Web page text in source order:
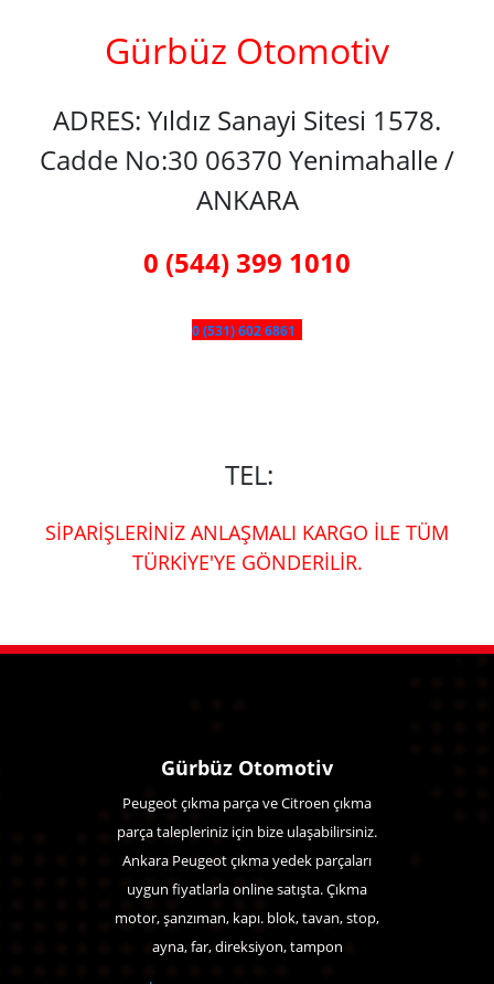
Gürbüz Otomotiv
ADRES: Yıldız Sanayi Sitesi 1578.
Cadde No:30 06370 Yenimahalle /
ANKARA
0 (544) 399 1010
0 (531) 602 6861
TEL:
SİPARİŞLERİNİZ ANLAŞMALI KARGO İLE TÜM
TÜRKİYE'YE GÖNDERİLİR.
Gürbüz Otomotiv
Peugeot çıkma parça ve Citroen çıkma
parça talepleriniz için bize ulaşabilirsiniz.
Ankara Peugeot çıkma yedek parçaları
uygun fiyatlarla online satışta. Çıkma
motor, şanzıman, kapı. blok, tavan, stop,
ayna, far, direksiyon, tampon